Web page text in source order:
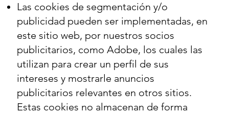
Las cookies de segmentación y/o
publicidad pueden ser implementadas, en
este sitio web, por nuestros socios
publicitarios, como Adobe, los cuales las
utilizan para crear un perfil de sus
intereses y mostrarle anuncios
publicitarios relevantes en otros sitios.
Estas cookies no almacenan de forma